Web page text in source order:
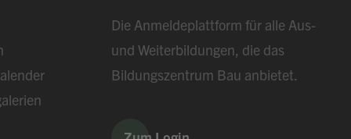
Die Anmeldeplattform für alle Aus-
und Weiterbildungen, die das
Bildungszentrum Bau anbietet.